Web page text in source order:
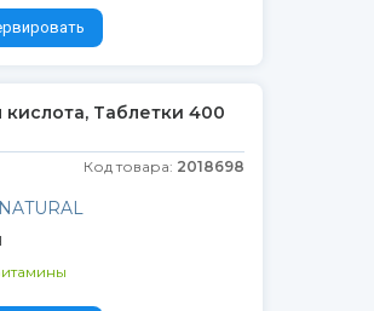
Таблетки 400
Код товара: 2018698